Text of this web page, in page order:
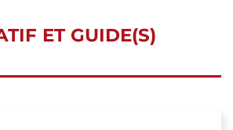
ET GUIDE(S)